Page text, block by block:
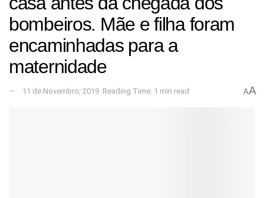
bombeiros. Mãe e filha foram
encaminhadas para a
maternidade
11 de Novembro, 2019 Reading Time: 1 min read AA